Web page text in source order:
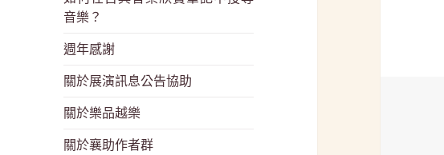
音樂？
週年感謝
關於展演訊息公告協助
關於樂品越樂
關於襄助作者群